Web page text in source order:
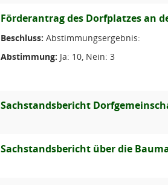
Förderantrag des Dorfplatzes an
Beschluss: Abstimmungsergebnis:
Abstimmung: Ja: 10, Nein: 3
Sachstandsbericht
Sachstandsbericht über die